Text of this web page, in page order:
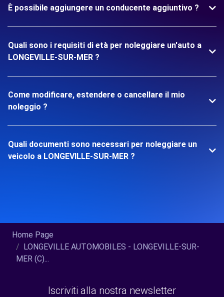
È possibile aggiungere un conducente aggiuntivo ?
Quali sono i requisiti di età per noleggiare un'auto a
LONGEVILLE-SUR-MER ?
Come modificare, estendere o cancellare il mio
noleggio ?
Quali documenti sono necessari per noleggiare un
veicolo a LONGEVILLE-SUR-MER ?
Home Page
LONGEVILLE AUTOMOBILES - LONGEVILLE-SUR-
MER (C)...
Iscriviti alla nostra newsletter